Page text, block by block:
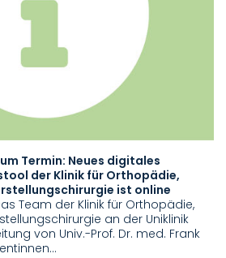
Termin: Neues digitales
der Klinik für Orthopädie,
ist online
Team der Klinik für Orthopädie,
an der Uniklinik
von Univ.-Prof. Dr. med. Frank